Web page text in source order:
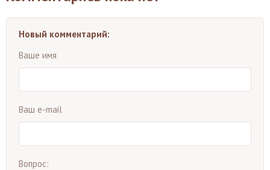
Новый комментарий:
Ваше имя
Ваш e-mail
Вопрос: